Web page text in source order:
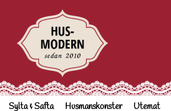
Sylta & Safta Husmanskonster Utemat